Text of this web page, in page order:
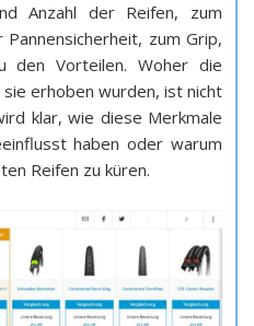
Anzahl der Reifen, zum
zum Grip,
den Vorteilen. Woher die
erhoben wurden, ist nicht
klar, wie diese Merkmale
haben oder warum
Reifen zu küren.